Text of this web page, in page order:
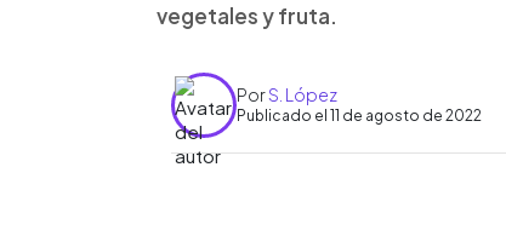
vegetales y fruta.
PorS. López
Publicado el 11 de agosto de 2022